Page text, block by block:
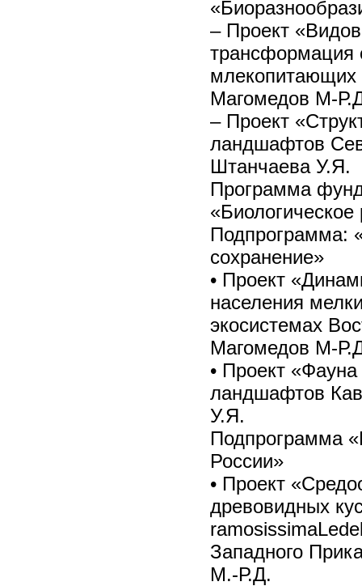
– Проект
трансформация
млекопитающих
Магомедов М-
– Проект
ландшафтов
Штанчаева У.Я.
Программа
«Биологическое
Подпрограмма:
сохранение»
• Проект
населения
экосистемах
Магомедов М-
• Проект
ландшафтов
У.Я.
Подпрограмма
России»
• Проект
древовидных
Западного
М.-Р.Д.